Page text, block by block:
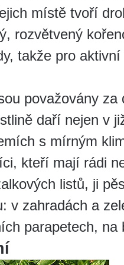
místě tvoří
rozvětvený
takže pro
považovány za
daří nejen v
s mírným
kteří mají rádi
listů, ji
v zahradách a
parapetech, na